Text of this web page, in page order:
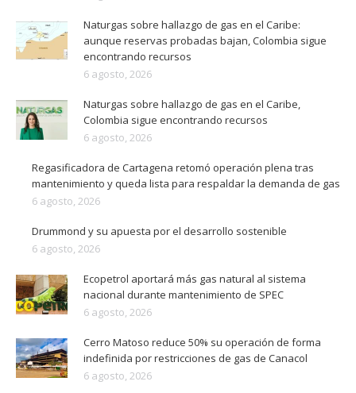
Naturgas sobre hallazgo de gas en el Caribe:
aunque reservas probadas bajan, Colombia sigue
encontrando recursos
6 agosto, 2026
Naturgas sobre hallazgo de gas en el Caribe,
Colombia sigue encontrando recursos
6 agosto, 2026
Regasificadora de Cartagena retomó operación plena tras
mantenimiento y queda lista para respaldar la demanda de gas
6 agosto, 2026
Drummond y su apuesta por el desarrollo sostenible
6 agosto, 2026
Ecopetrol aportará más gas natural al sistema
nacional durante mantenimiento de SPEC
6 agosto, 2026
Cerro Matoso reduce 50% su operación de forma
indefinida por restricciones de gas de Canacol
6 agosto, 2026